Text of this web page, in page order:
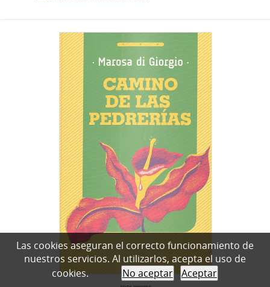
Las cookies aseguran el correcto funcionamiento de
nuestros servicios. Al utilizarlos, acepta el uso de
cookies.
No aceptar Aceptar